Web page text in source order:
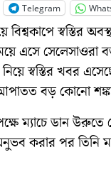
Telegram
বিশ্বকাপে স্বস্তির
এসে সেলেসাওরা
স্বস্তির খবর
বড় কোনো শঙ্কা
ম্যাচে ডান উরুতে
করার পর তিনি